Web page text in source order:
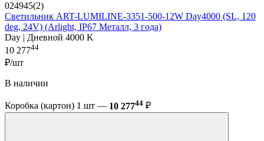
024945(2)
Светильник ART-LUMILINE-3351-500-12W Day4000 (SL, 120
deg, 24V) (Arlight, IP67 Металл, 3 года)
Day | Дневной 4000 K
10 27744
₽/шт
В наличии
Коробка (картон) 1 шт — 10 27744 ₽